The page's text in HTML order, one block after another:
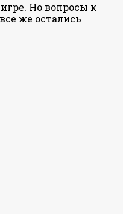
Но вопросы к
же остались